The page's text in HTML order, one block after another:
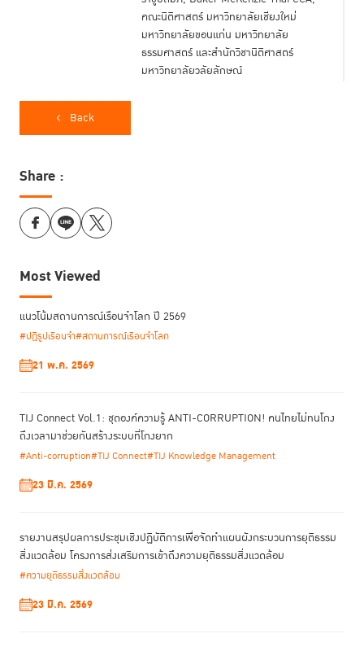
คณะนิติศาสตร์ มหาวิทยาลัยเชียงใหม่
มหาวิทยาลัยขอนแก่น มหาวิทยาลัย
ธรรมศาสตร์ และสำนักวิชานิติศาสตร์
มหาวิทยาลัยวลัยลักษณ์
ลิขสิทธิ์ :
มหาวิทยาลัยวลัยลักษณ์
Back
Share :
Most Viewed
แนวโน้มสถานการณ์เรือนจำโลก ปี 2569
#ปฏิรูปเรือนจำ#สถานการณ์เรือนจำโลก
21 พ.ค. 2569
TIJ Connect Vol.1: ชุดองค์ความรู้ ANTI-CORRUPTION! คนไทยไม่ทนโกง
ถึงเวลามาช่วยกันสร้างระบบที่โกงยาก
#Anti-corruption#TIJ Connect#TIJ Knowledge Management
23 มี.ค. 2569
รายงานสรุปผลการประชุมเชิงปฏิบัติการเพื่อจัดทําแผนผังกระบวนการยุติธรรม
สิ่งแวดล้อม โครงการส่งเสริมการเข้าถึงความยุติธรรมสิ่งแวดล้อม
#ความยุติธรรมสิ่งแวดล้อม
23 มี.ค. 2569